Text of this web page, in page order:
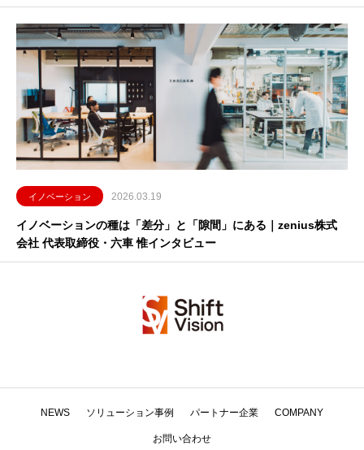
イノベーション 2026.03.19
イノベーションの種は「差分」と「隙間」にある｜zenius株式
会社 代表取締役・六車 惟インタビュー
NEWS ソリューション事例 パートナー企業 COMPANY
お問い合わせ